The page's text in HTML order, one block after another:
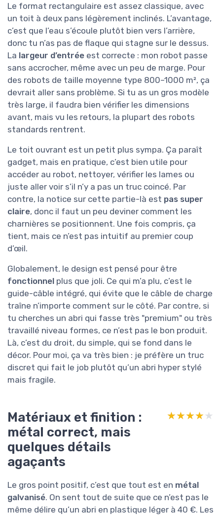
Le format rectangulaire est assez classique, avec
un toit à deux pans légèrement inclinés. L’avantage,
c’est que l’eau s’écoule plutôt bien vers l’arrière,
donc tu n’as pas de flaque qui stagne sur le dessus.
La largeur d’entrée est correcte : mon robot passe
sans accrocher, même avec un peu de marge. Pour
des robots de taille moyenne type 800–1000 m², ça
devrait aller sans problème. Si tu as un gros modèle
très large, il faudra bien vérifier les dimensions
avant, mais vu les retours, la plupart des robots
standards rentrent.
Le toit ouvrant est un petit plus sympa. Ça paraît
gadget, mais en pratique, c’est bien utile pour
accéder au robot, nettoyer, vérifier les lames ou
juste aller voir s’il n’y a pas un truc coincé. Par
contre, la notice sur cette partie-là est pas super
claire, donc il faut un peu deviner comment les
charnières se positionnent. Une fois compris, ça
tient, mais ce n’est pas intuitif au premier coup
d’œil.
Globalement, le design est pensé pour être
fonctionnel plus que joli. Ce qui m’a plu, c’est le
guide-câble intégré, qui évite que le câble de charge
traîne n’importe comment sur le côté. Par contre, si
tu cherches un abri qui fasse très "premium" ou très
travaillé niveau formes, ce n’est pas le bon produit.
Là, c’est du droit, du simple, qui se fond dans le
décor. Pour moi, ça va très bien : je préfère un truc
discret qui fait le job plutôt qu’un abri hyper stylé
mais fragile.
Matériaux et finition :
métal correct, mais
quelques détails
agaçants
★★★★★
★★★★★
Le gros point positif, c’est que tout est en métal
galvanisé. On sent tout de suite que ce n’est pas le
même délire qu’un abri en plastique léger à 40 €. Les